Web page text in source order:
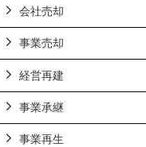
会社売却
事業売却
経営再建
事業承継
事業再生